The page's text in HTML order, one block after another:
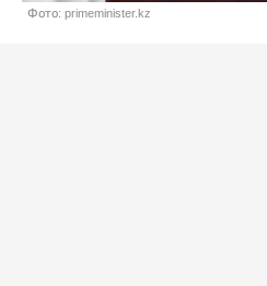
Фото: primeminister.kz